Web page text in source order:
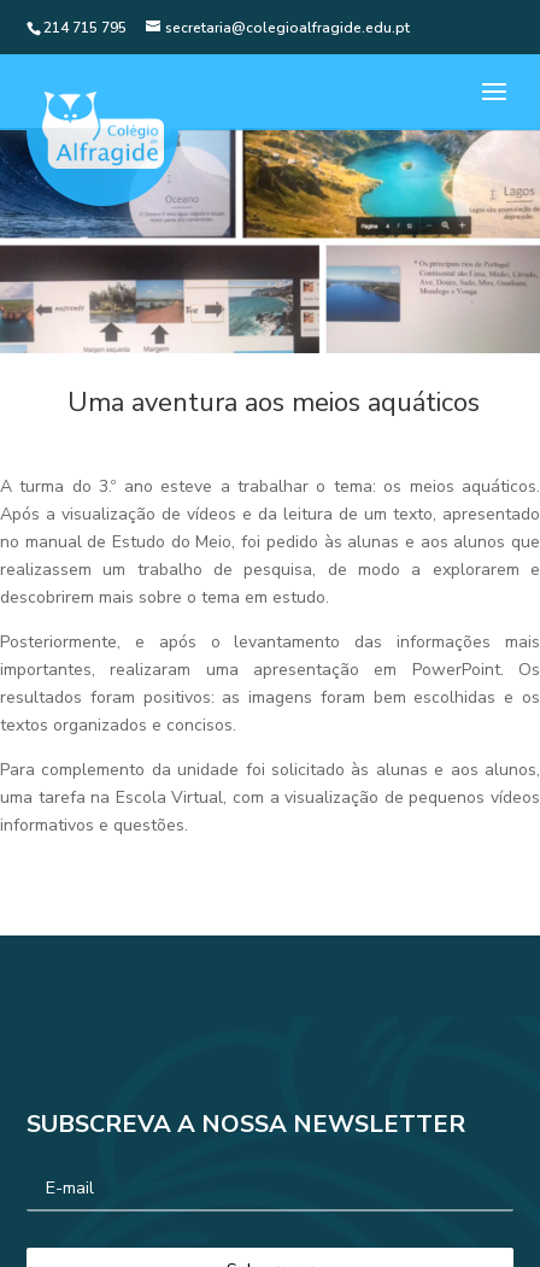
214 715 795 secretaria@colegioalfragide.edu.pt
Uma aventura aos meios aquáticos
A turma do 3.º ano esteve a trabalhar o tema: os meios aquáticos.
Após a visualização de vídeos e da leitura de um texto, apresentado
no manual de Estudo do Meio, foi pedido às alunas e aos alunos que
realizassem um trabalho de pesquisa, de modo a explorarem e
descobrirem mais sobre o tema em estudo.
Posteriormente, e após o levantamento das informações mais
importantes, realizaram uma apresentação em PowerPoint. Os
resultados foram positivos: as imagens foram bem escolhidas e os
textos organizados e concisos.
Para complemento da unidade foi solicitado às alunas e aos alunos,
uma tarefa na Escola Virtual, com a visualização de pequenos vídeos
informativos e questões.
SUBSCREVA A NOSSA NEWSLETTER